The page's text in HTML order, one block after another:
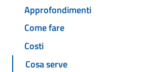
Approfondimenti
Come fare
Costi
Cosa serve